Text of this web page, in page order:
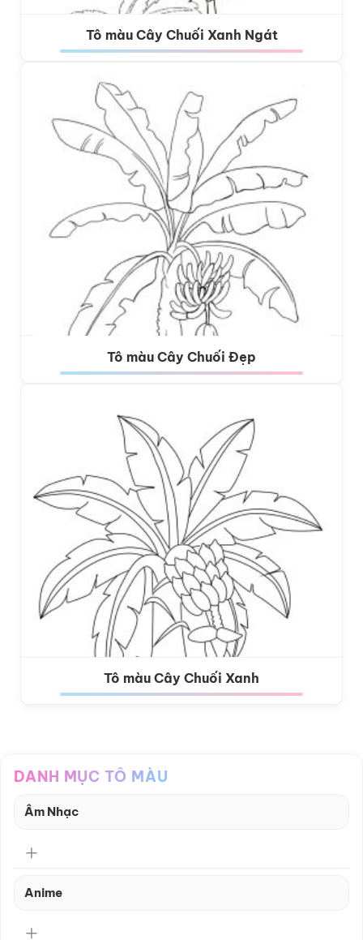
Tô màu Cây Chuối Xanh Ngát
Tô màu Cây Chuối Đẹp
Tô màu Cây Chuối Xanh
DANH MỤC TÔ MÀU
Âm Nhạc
Anime